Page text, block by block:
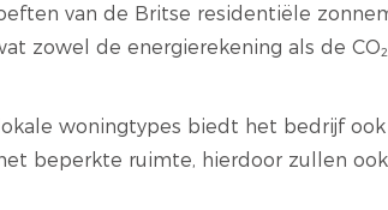
van de Britse residentiële
zowel de energierekening als de
woningtypes biedt het bedrijf
beperkte ruimte, hierdoor zullen